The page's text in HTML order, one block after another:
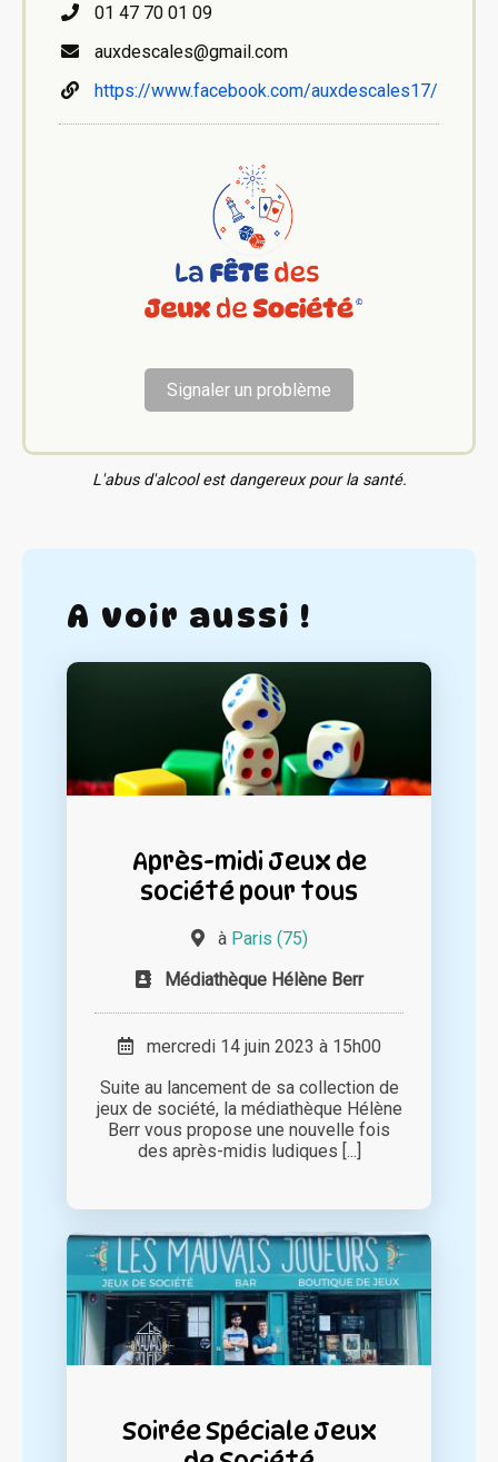
01 47 70 01 09
auxdescales@gmail.com
https://www.facebook.com/auxdescales17/
Signaler un problème
L'abus d'alcool est dangereux pour la santé.
A voir aussi !
Après-midi Jeux de
société pour tous
à Paris (75)
Médiathèque Hélène Berr
mercredi 14 juin 2023 à 15h00
Suite au lancement de sa collection de
jeux de société, la médiathèque Hélène
Berr vous propose une nouvelle fois
des après-midis ludiques [...]
Soirée Spéciale Jeux